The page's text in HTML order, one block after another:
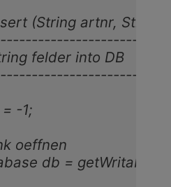
(String artnr, String
felder into DB
-1;
oeffnen
db =